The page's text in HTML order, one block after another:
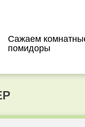
Сажаем
помидоры